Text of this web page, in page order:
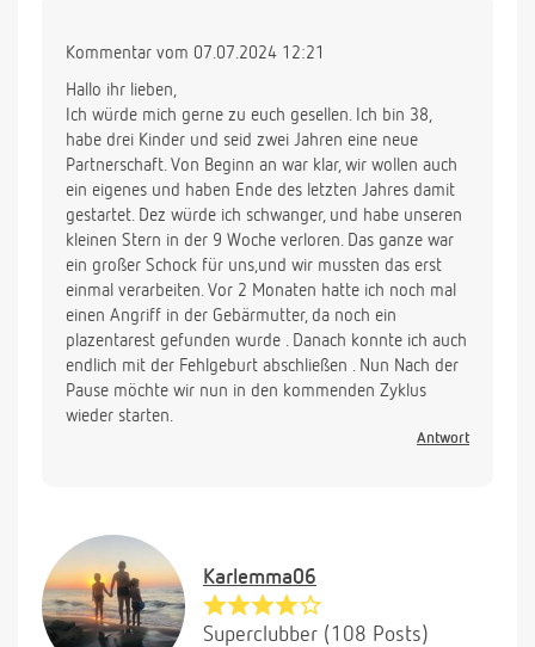
Kommentar vom 07.07.2024 12:21
Hallo ihr lieben,
Ich würde mich gerne zu euch gesellen. Ich bin 38,
habe drei Kinder und seid zwei Jahren eine neue
Partnerschaft. Von Beginn an war klar, wir wollen auch
ein eigenes und haben Ende des letzten Jahres damit
gestartet. Dez würde ich schwanger, und habe unseren
kleinen Stern in der 9 Woche verloren. Das ganze war
ein großer Schock für uns,und wir mussten das erst
einmal verarbeiten. Vor 2 Monaten hatte ich noch mal
einen Angriff in der Gebärmutter, da noch ein
plazentarest gefunden wurde . Danach konnte ich auch
endlich mit der Fehlgeburt abschließen . Nun Nach der
Pause möchte wir nun in den kommenden Zyklus
wieder starten.
Antwort
Karlemma06
Superclubber (108 Posts)